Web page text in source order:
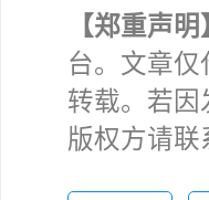
【郑重声明
台。文章
转载。若
版权方请联